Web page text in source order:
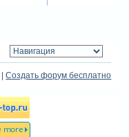
|Создать форум бесплатно